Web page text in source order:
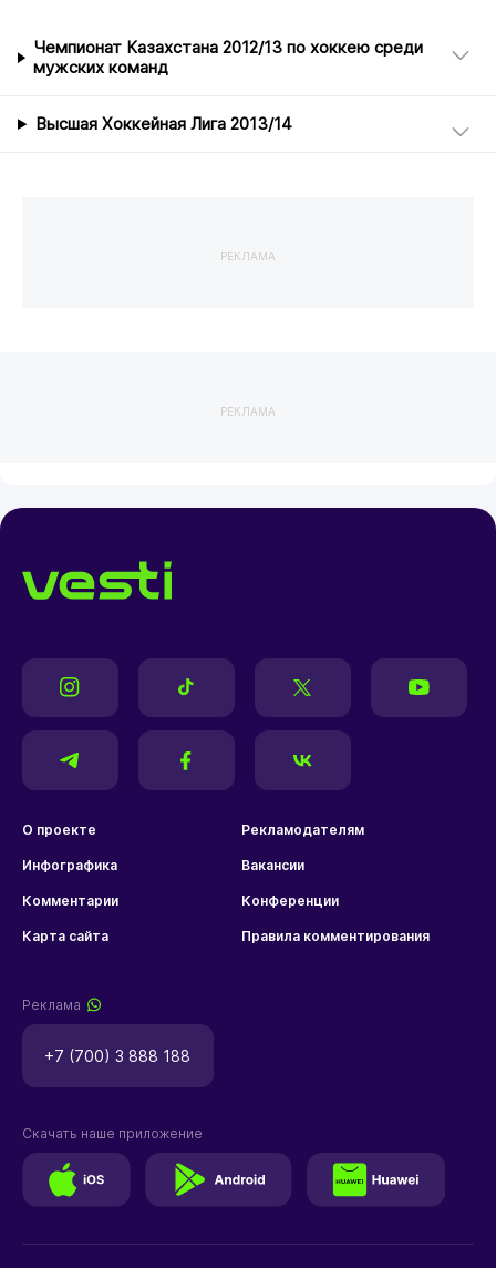
Чемпионат Казахстана 2012/13 по хоккею среди
мужских команд
Высшая Хоккейная Лига 2013/14
РЕКЛАМА
РЕКЛАМА
О проекте Рекламодателям
Инфографика Вакансии
Комментарии Конференции
Карта сайта Правила комментирования
Реклама
+7 (700) 3 888 188
Скачать наше приложение